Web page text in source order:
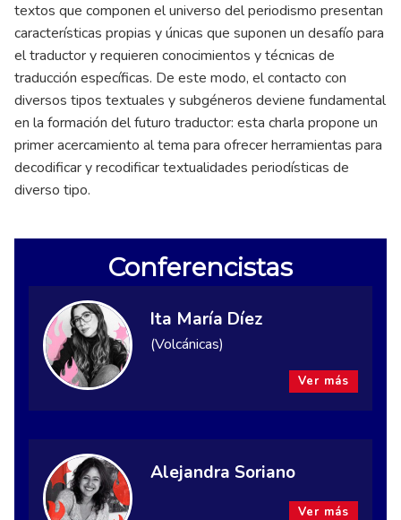
textos que componen el universo del periodismo presentan
características propias y únicas que suponen un desafío para
el traductor y requieren conocimientos y técnicas de
traducción específicas. De este modo, el contacto con
diversos tipos textuales y subgéneros deviene fundamental
en la formación del futuro traductor: esta charla propone un
primer acercamiento al tema para ofrecer herramientas para
decodificar y recodificar textualidades periodísticas de
diverso tipo.
Conferencistas
Ita María Díez
(Volcánicas)
Ver más
Alejandra Soriano
Ver más